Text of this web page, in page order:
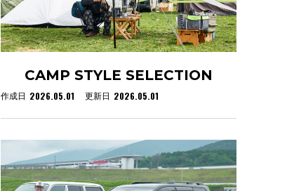
CAMP STYLE SELECTION
作成日 2026.05.01 更新日 2026.05.01